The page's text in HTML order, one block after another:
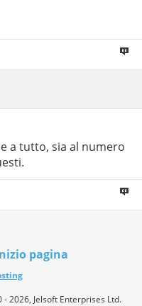
a tutto, sia al numero
pagina
2026, Jelsoft Enterprises Ltd.